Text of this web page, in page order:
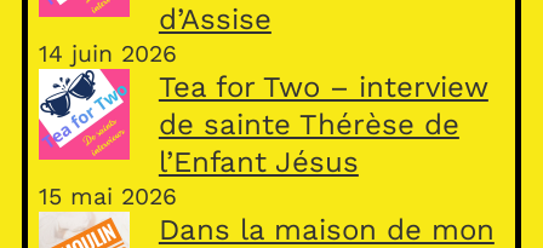
d’Assise
14 juin 2026
Tea for Two – interview
de sainte Thérèse de
l’Enfant Jésus
15 mai 2026
Dans la maison de mon